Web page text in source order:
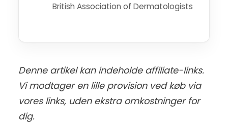
British Association of Dermatologists
Denne artikel kan indeholde affiliate-links.
Vi modtager en lille provision ved køb via
vores links, uden ekstra omkostninger for
dig.